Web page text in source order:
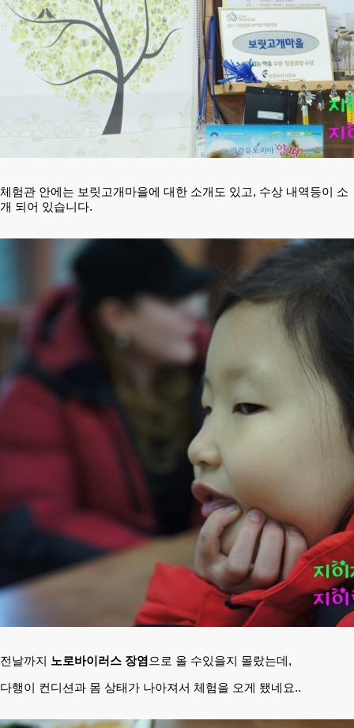
체험관 안에는 보릿고개마을에 대한 소개도 있고, 수상 내역등이 소
개 되어 있습니다.
전날까지 노로바이러스 장염 으로 올 수있을지 몰랐는데,
다행이 컨디션과 몸 상태가 나아져서 체험을 오게 됐네요..